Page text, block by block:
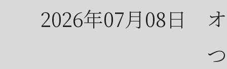
2026年07月08日